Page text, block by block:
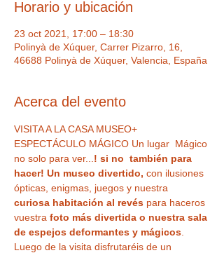
Horario y ubicación
23 oct 2021, 17:00 – 18:30
Polinyà de Xúquer, Carrer Pizarro, 16,
46688 Polinyà de Xúquer, Valencia, España
Acerca del evento
VISITA A LA CASA MUSEO+
ESPECTÁCULO MÁGICO Un lugar  Mágico
no solo para ver... ! si no  también para
hacer! Un museo divertido, con ilusiones
ópticas, enigmas, juegos y nuestra
curiosa habitación al revés para haceros
vuestra foto más divertida o nuestra sala
de espejos deformantes y mágicos
Luego de la visita disfrutaréis de un